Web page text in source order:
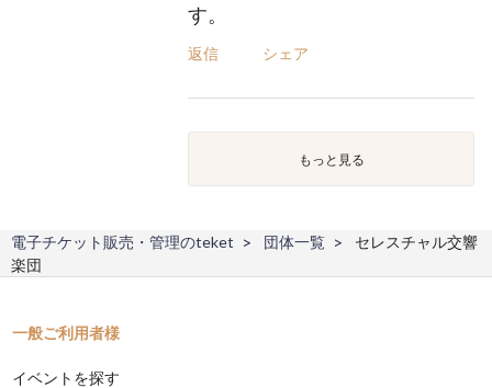
す。
返信 シェア
もっと見る
電子チケット販売・管理のteket 団体一覧
セレスチャル交響
楽団
一般ご利用者様
イベントを探す